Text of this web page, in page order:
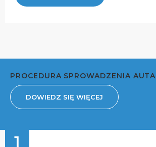
PROCEDURA SPROWADZENIA AUTA
DOWIEDZ SIĘ WIĘCEJ
1